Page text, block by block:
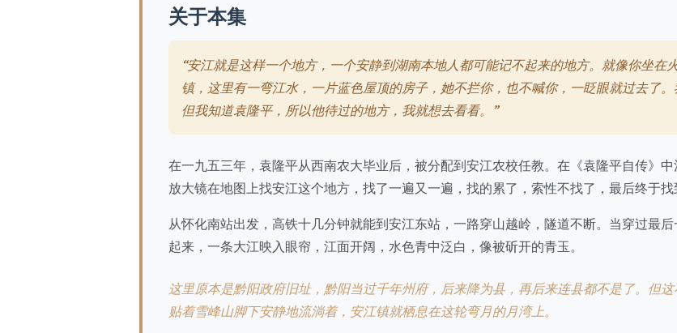
关于本集
“安江就是这样一个地方，一个安静到湖南本地人都可能记不起来的地方。就像你坐在
镇，这里有一弯江水，一片蓝色屋顶的房子，她不拦你，也不喊你，一眨眼就过去了
但我知道袁隆平，所以他待过的地方，我就想去看看。”
在一九五三年，袁隆平从西南农大毕业后，被分配到安江农校任教。在《袁隆平自传》
放大镜在地图上找安江这个地方，找了一遍又一遍，找的累了，索性不找了，最后终于找
从怀化南站出发，高铁十几分钟就能到安江东站，一路穿山越岭，隧道不断。当穿过最
起来，一条大江映入眼帘，江面开阔，水色青中泛白，像被斫开的青玉。
这里原本是黔阳政府旧址，黔阳当过千年州府，后来降为县，再后来连县都不是了。但
贴着雪峰山脚下安静地流淌着，安江镇就栖息在这轮弯月的月湾上。